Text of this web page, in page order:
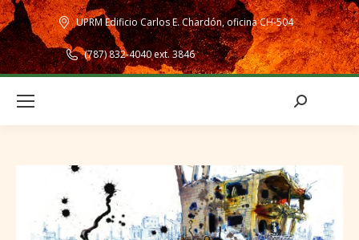
UPRM Edificio Carlos E. Chardón, oficina CH-504
(787) 832-4040 ext. 3846
Search: